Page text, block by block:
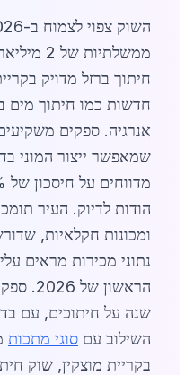
חיתוך ברזל מדויק
אנרגיה. ספקים
שמאפשר ייצור המוני
הודות לדיוק. העיר
ומכונות חקלאיות,
הראשון
השילוב עם סוגי מתכות